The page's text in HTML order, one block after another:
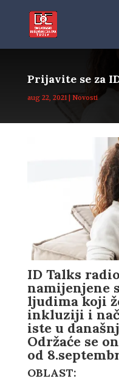
Prijavite se za
aug 22, 2021| Novosti
ID Talks
namijenjene
ljudima koji
inkluziji i
iste u
Održaće se
od
OBLAST: